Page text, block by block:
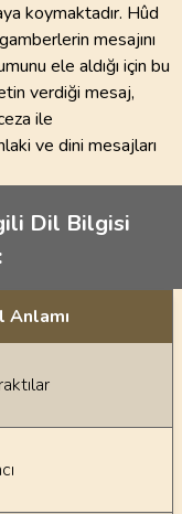
koymaktadır. Hûd
mesajını
ele aldığı için bu
verdiği mesaj,
ile
ve dini mesajları
Dil Bilgisi
Anlamı